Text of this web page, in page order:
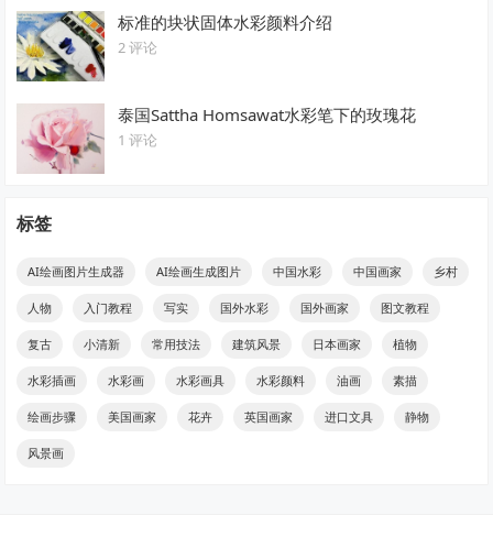
标准的块状固体水彩颜料介绍
2 评论
泰国Sattha Homsawat水彩笔下的玫瑰花
1 评论
标签
AI绘画图片生成器 AI绘画生成图片 中国水彩 中国画家 乡村
人物 入门教程 写实 国外水彩 国外画家 图文教程
复古 小清新 常用技法 建筑风景 日本画家 植物
水彩插画 水彩画 水彩画具 水彩颜料 油画 素描
绘画步骤 美国画家 花卉 英国画家 进口文具 静物
风景画